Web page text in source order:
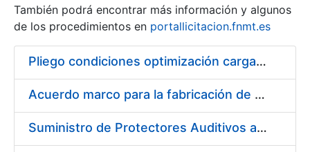
Erakutsi/Ezkutatu
También podrá encontrar más información y algunos
de los procedimientos en portallicitacion.fnmt.es
Pliego condiciones optimización cargas compras firmado
Acuerdo marco para la fabricación de piezas
Suministro de Protectores Auditivos a medida para las personas trabajadoras de los Centros de Trabajo de Madrid y Burgos